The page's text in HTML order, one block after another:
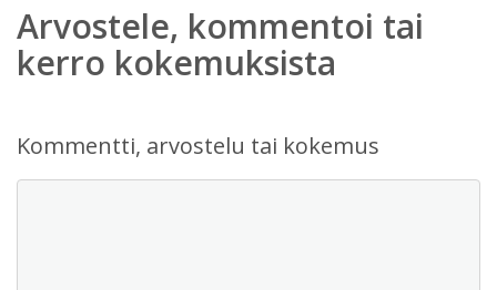
Arvostele, kommentoi tai
kerro kokemuksista
Kommentti, arvostelu tai kokemus